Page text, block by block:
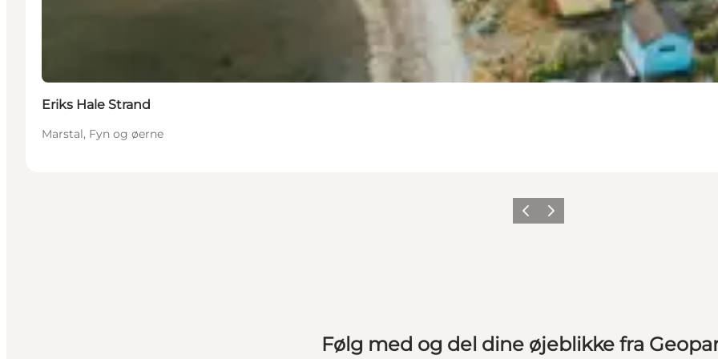
Eriks Hale Strand
Marstal, Fyn og øerne
ForrigeNæste
Følg med og del dine øjeblikke fra